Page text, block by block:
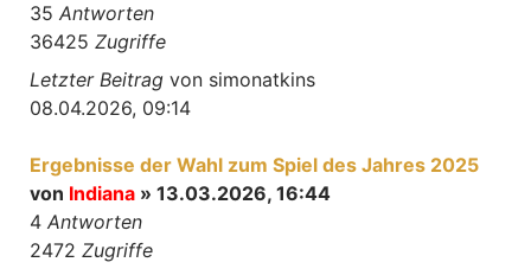
35 Antworten
36425 Zugriffe
Letzter Beitrag von simonatkins
08.04.2026, 09:14
Ergebnisse der Wahl zum Spiel des Jahres 2025
von Indiana » 13.03.2026, 16:44
4 Antworten
2472 Zugriffe